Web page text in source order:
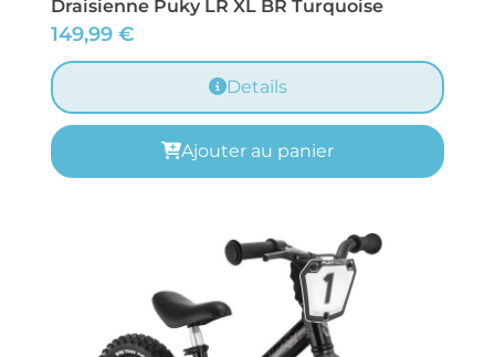
Draisienne Puky LR XL BR Turquoise
149,99 €
Details
Ajouter au panier